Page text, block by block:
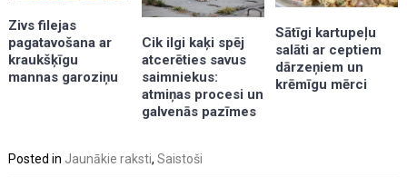
Zivs filejas
pagatavošana ar
kraukšķīgu
mannas garoziņu
Cik ilgi kaķi spēj
atcerēties savus
saimniekus:
atmiņas procesi un
galvenās pazīmes
Sātīgi kartupeļu
salāti ar ceptiem
dārzeņiem un
krēmīgu mērci
Posted in Jaunākie raksti,Saistoši